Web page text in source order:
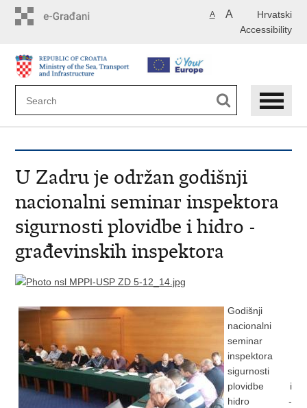
Hrvatski
A A
Accessibility
U Zadru je održan godišnji
nacionalni seminar inspektora
sigurnosti plovidbe i hidro -
građevinskih inspektora
Godišnji
nacionalni
seminar
inspektora
sigurnosti
plovidbe i
hidro -